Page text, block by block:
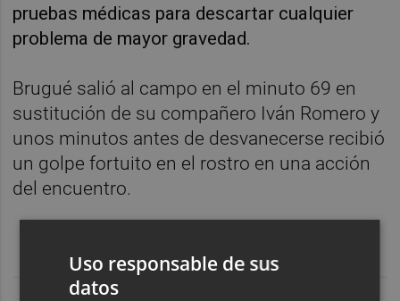
pruebas médicas para descartar cualquier
problema de mayor gravedad.
Brugué salió al campo en el minuto 69 en
sustitución de su compañero Iván Romero y
unos minutos antes de desvanecerse recibió
un golpe fortuito en el rostro en una acción
del encuentro.
Uso responsable de sus
datos